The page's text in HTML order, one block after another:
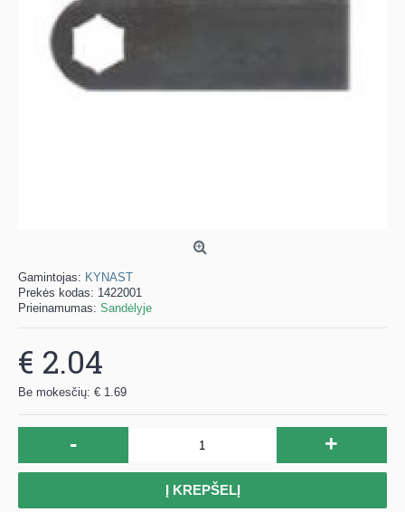
Gamintojas: KYNAST
Prekės kodas: 1422001
Prieinamumas: Sandėlyje
€ 2.04
Be mokesčių: € 1.69
- +
Į KREPŠELĮ